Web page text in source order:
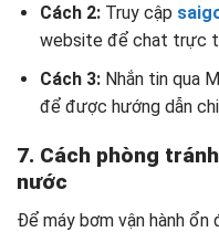
Cách 2:Truy cập
website để chat trực
Cách 3:Nhắn tin qua
để được hướng dẫn
7. Cách phòng
nước
Để máy bơm vận hành ổn